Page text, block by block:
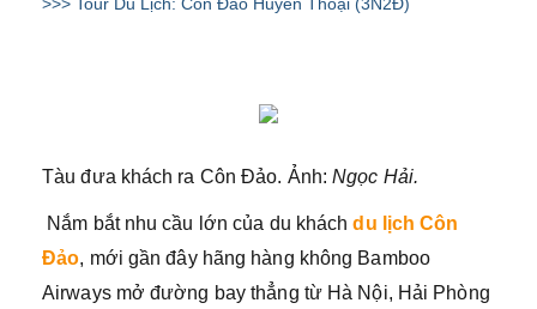
Tàu đưa khách ra Côn Đảo. Ảnh:Ngọc Hải.
Nắm bắt nhu cầu lớn của du kháchdu lịch Côn
Đảo, mới gần đây hãng hàng không Bamboo
Airways mở đường bay thẳng từ Hà Nội, Hải Phòng